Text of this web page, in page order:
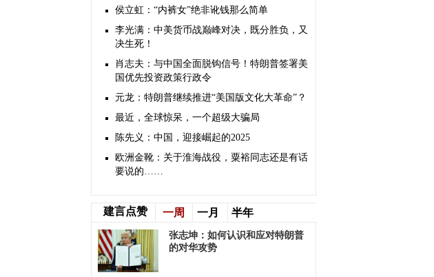
侯立虹：“内裤女”绝非讹钱那么简单
李光满：中美货币战巅峰对决，既分胜负，又
决生死！
肖志夫：与中国全面脱钩信号！特朗普签署美
国优先投资政策行政令
元龙：​特朗普继续推进“美国版文化大革命”？
最近，全球惊呆，一个超级大骗局
陈先义：中国，迎接崛起的2025
欧洲金靴：关于淮海战役，粟裕同志还是有话
要说的……
建言点赞 一周 一月 半年
张志坤：如何认识和应对特朗普
的对华攻势